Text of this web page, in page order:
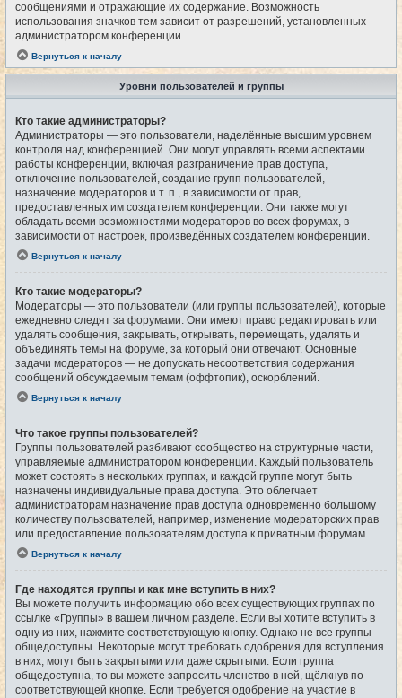
сообщениями и отражающие их содержание. Возможность
использования значков тем зависит от разрешений, установленных
администратором конференции.
Вернуться к началу
Уровни пользователей и группы
Кто такие администраторы?
Администраторы — это пользователи, наделённые высшим уровнем
контроля над конференцией. Они могут управлять всеми аспектами
работы конференции, включая разграничение прав доступа,
отключение пользователей, создание групп пользователей,
назначение модераторов и т. п., в зависимости от прав,
предоставленных им создателем конференции. Они также могут
обладать всеми возможностями модераторов во всех форумах, в
зависимости от настроек, произведённых создателем конференции.
Вернуться к началу
Кто такие модераторы?
Модераторы — это пользователи (или группы пользователей), которые
ежедневно следят за форумами. Они имеют право редактировать или
удалять сообщения, закрывать, открывать, перемещать, удалять и
объединять темы на форуме, за который они отвечают. Основные
задачи модераторов — не допускать несоответствия содержания
сообщений обсуждаемым темам (оффтопик), оскорблений.
Вернуться к началу
Что такое группы пользователей?
Группы пользователей разбивают сообщество на структурные части,
управляемые администратором конференции. Каждый пользователь
может состоять в нескольких группах, и каждой группе могут быть
назначены индивидуальные права доступа. Это облегчает
администраторам назначение прав доступа одновременно большому
количеству пользователей, например, изменение модераторских прав
или предоставление пользователям доступа к приватным форумам.
Вернуться к началу
Где находятся группы и как мне вступить в них?
Вы можете получить информацию обо всех существующих группах по
ссылке «Группы» в вашем личном разделе. Если вы хотите вступить в
одну из них, нажмите соответствующую кнопку. Однако не все группы
общедоступны. Некоторые могут требовать одобрения для вступления
в них, могут быть закрытыми или даже скрытыми. Если группа
общедоступна, то вы можете запросить членство в ней, щёлкнув по
соответствующей кнопке. Если требуется одобрение на участие в